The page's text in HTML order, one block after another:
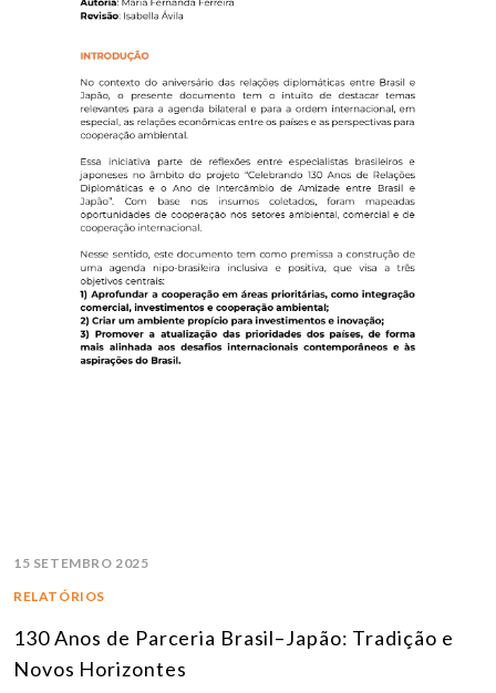
15 SETEMBRO 2025
RELATÓRIOS
130 Anos de Parceria Brasil–Japão: Tradição e
Novos Horizontes